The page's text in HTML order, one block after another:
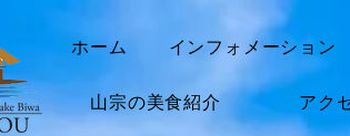
ホーム インフォメーション
山宗の美食紹介 アク